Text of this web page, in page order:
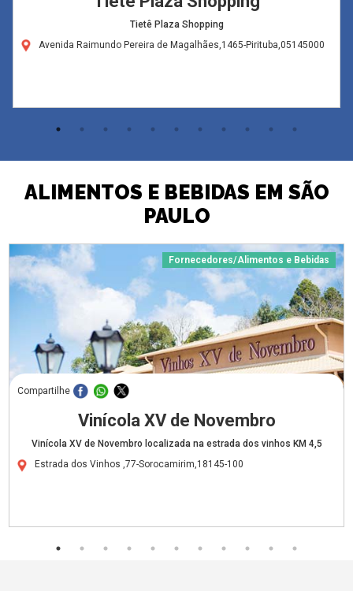
Tietê Plaza Shopping
Avenida Raimundo Pereira de Magalhães,1465-Pirituba,05145000
ALIMENTOS E BEBIDAS EM SÃO
PAULO
Fornecedores/Alimentos e Bebidas
Compartilhe
Vinícola XV de Novembro
Vinícola XV de Novembro localizada na estrada dos vinhos KM 4,5
Estrada dos Vinhos ,77-Sorocamirim,18145-100